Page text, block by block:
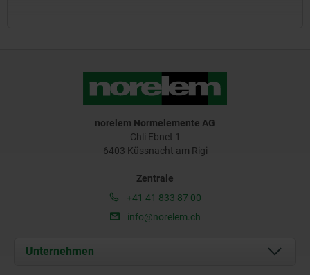
norelem Normelemente AG
Chli Ebnet 1
6403 Küssnacht am Rigi
Zentrale
+41 41 833 87 00
info@norelem.ch
Unternehmen